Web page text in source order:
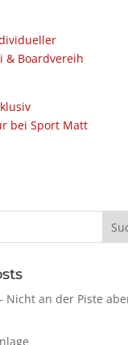
& Boardvereih
bei Sport Matt
Nicht an der Piste